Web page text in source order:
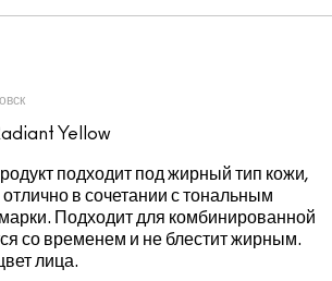
Yellow
подходит под жирный тип кожи,
в сочетании с тональным
Подходит для комбинированной
со временем и не блестит жирным.
лица.